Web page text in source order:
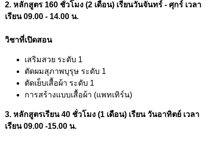
2. หลักสูตร 160 ชั่วโมง (2 เดือน) เรียนวันจันทร์ - ศุกร์ เวลา
เรียน 09.00 - 14.00 น.
วิชาที่เปิดสอน
เสริมสวย ระดับ 1
ตัดผมสุภาพบุรุษ ระดับ 1
ตัดเย็บเสื้อผ้า ระดับ 1
การสร้างแบบเสื้อผ้า (แพทเทิร์น)
3. หลักสูตรเรียน 40 ชั่วโมง (1 เดือน) เรียน วันอาทิตย์ เวลา
เรียน 09.00 -15.00 น.